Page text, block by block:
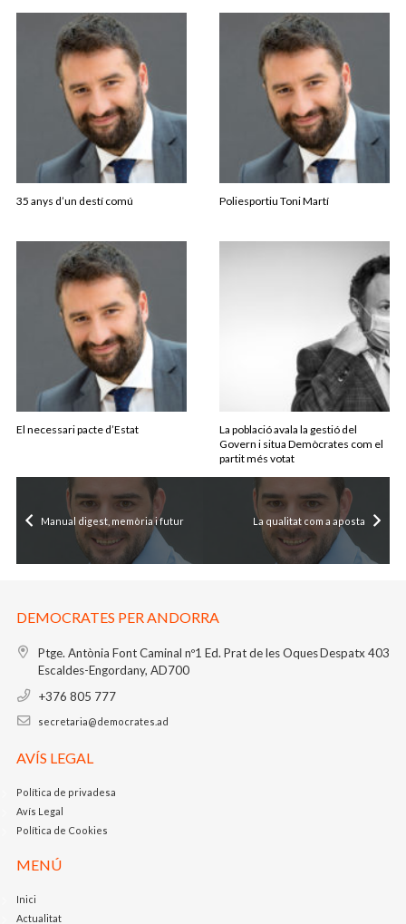
35 anys d’un destí comú Poliesportiu Toni Martí
El necessari pacte d’Estat
La població avala la gestió del
Govern i situa Demòcrates com el
partit més votat
Manual digest, memòria i futur La qualitat com a aposta
DEMOCRATES PER ANDORRA
Ptge. Antònia Font Caminal nº1 Ed. Prat de les OquesDespatx 403
Escaldes-Engordany, AD700
+376 805 777
secretaria@democrates.ad
AVÍS LEGAL
Política de privadesa
Avís Legal
Política de Cookies
MENÚ
Inici
Actualitat